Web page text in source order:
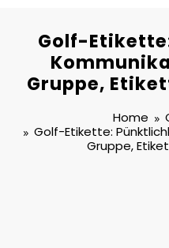
Golf-
Gruppe,
Home
Golf-Etikette:
Gruppe,